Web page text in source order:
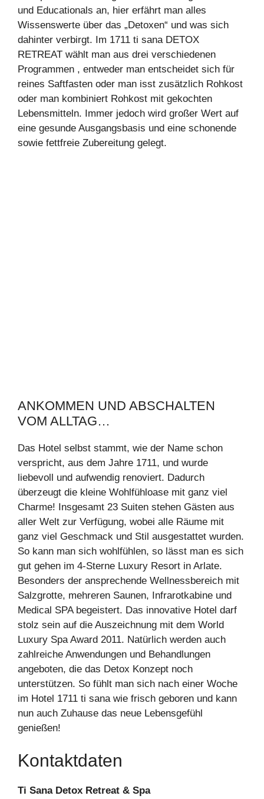
und Educationals an, hier erfährt man alles
Wissenswerte über das „Detoxen“ und was sich
dahinter verbirgt. Im 1711 ti sana DETOX
RETREAT wählt man aus drei verschiedenen
Programmen , entweder man entscheidet sich für
reines Saftfasten oder man isst zusätzlich Rohkost
oder man kombiniert Rohkost mit gekochten
Lebensmitteln. Immer jedoch wird großer Wert auf
eine gesunde Ausgangsbasis und eine schonende
sowie fettfreie Zubereitung gelegt.
ANKOMMEN UND ABSCHALTEN
VOM ALLTAG…
Das Hotel selbst stammt, wie der Name schon
verspricht, aus dem Jahre 1711, und wurde
liebevoll und aufwendig renoviert. Dadurch
überzeugt die kleine Wohlfühloase mit ganz viel
Charme! Insgesamt 23 Suiten stehen Gästen aus
aller Welt zur Verfügung, wobei alle Räume mit
ganz viel Geschmack und Stil ausgestattet wurden.
So kann man sich wohlfühlen, so lässt man es sich
gut gehen im 4-Sterne Luxury Resort in Arlate.
Besonders der ansprechende Wellnessbereich mit
Salzgrotte, mehreren Saunen, Infrarotkabine und
Medical SPA begeistert. Das innovative Hotel darf
stolz sein auf die Auszeichnung mit dem World
Luxury Spa Award 2011. Natürlich werden auch
zahlreiche Anwendungen und Behandlungen
angeboten, die das Detox Konzept noch
unterstützen. So fühlt man sich nach einer Woche
im Hotel 1711 ti sana wie frisch geboren und kann
nun auch Zuhause das neue Lebensgefühl
genießen!
Kontaktdaten
Ti Sana Detox Retreat & Spa